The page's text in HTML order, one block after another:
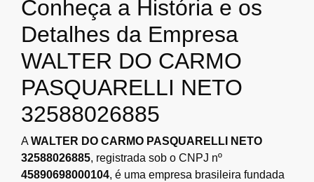
Conheça a História e os
Detalhes da Empresa
WALTER DO CARMO
PASQUARELLI NETO
32588026885
AWALTER DO CARMO PASQUARELLI NETO
32588026885, registrada sob o CNPJ nº
45890698000104, é uma empresa brasileira fundada